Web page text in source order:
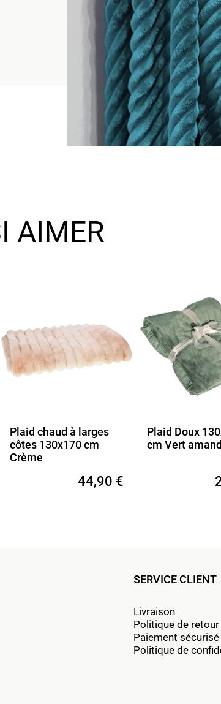
AIMER
Plaid Doux 130x170
cm Vert amande
29,90 €
Plaid
130x170
SERVICE CLIENT
Livraison
Politique de retour
Paiement sécurisé
Politique de